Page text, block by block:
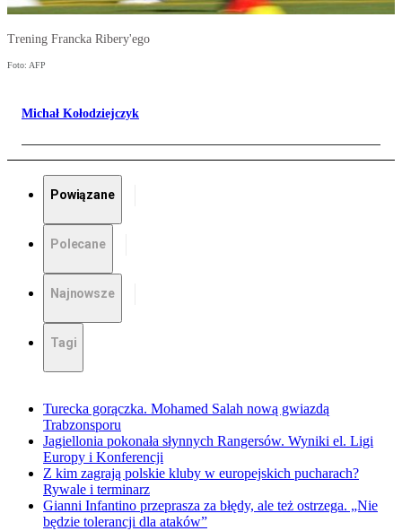
Trening Francka Ribery'ego
Foto: AFP
Michał Kołodziejczyk
Powiązane
Polecane
Najnowsze
Tagi
Turecka gorączka. Mohamed Salah nową gwiazdą
Trabzonsporu
Jagiellonia pokonała słynnych Rangersów. Wyniki el. Ligi
Europy i Konferencji
Z kim zagrają polskie kluby w europejskich pucharach?
Rywale i terminarz
Gianni Infantino przeprasza za błędy, ale też ostrzega. „Nie
będzie tolerancji dla ataków”